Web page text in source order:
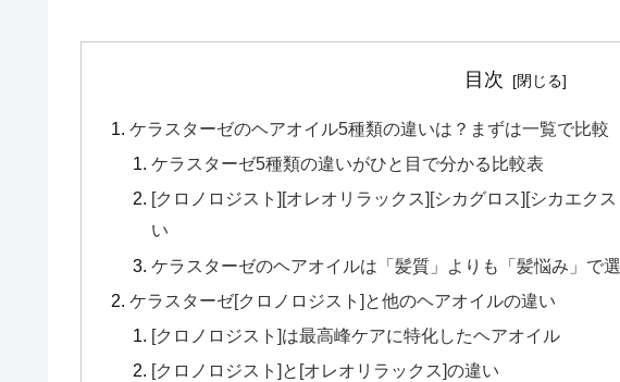
目次
ケラスターゼのヘアオイル5種類の違いは？まずは一覧で比較
ケラスターゼ5種類の違いがひと目で分かる比較表
[クロノロジスト][オレオリラックス][シカグロス][シカエク
い
ケラスターゼのヘアオイルは「髪質」よりも「髪悩み」で
ケラスターゼ[クロノロジスト]と他のヘアオイルの違い
[クロノロジスト]は最高峰ケアに特化したヘアオイル
[クロノロジスト]と[オレオリラックス]の違い